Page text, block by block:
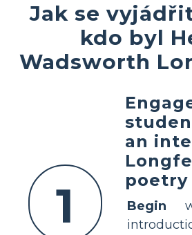
Jak se
kdo byl
Wadsworth
1
an
poetry
Begin